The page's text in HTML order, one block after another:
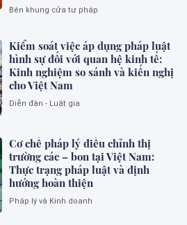
Bên khung cửa tư pháp
Kiểm soát việc áp dụng pháp luật
hình sự đối với quan hệ kinh tế:
Kinh nghiệm so sánh và kiến nghị
cho Việt Nam
Diễn đàn - Luật gia
Cơ chế pháp lý điều chỉnh thị
trường các – bon tại Việt Nam:
Thực trạng pháp luật và định
hướng hoàn thiện
Pháp lý và Kinh doanh